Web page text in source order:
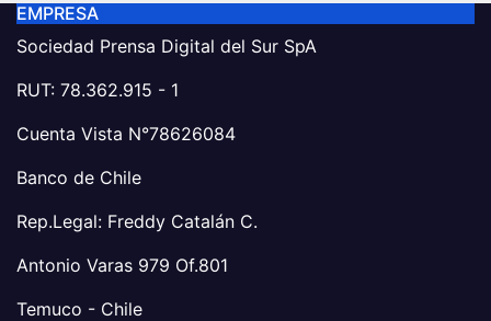
EMPRESA
Sociedad Prensa Digital del Sur SpA
RUT: 78.362.915 - 1
Cuenta Vista N°78626084
Banco de Chile
Rep.Legal: Freddy Catalán C.
Antonio Varas 979 Of.801
Temuco - Chile